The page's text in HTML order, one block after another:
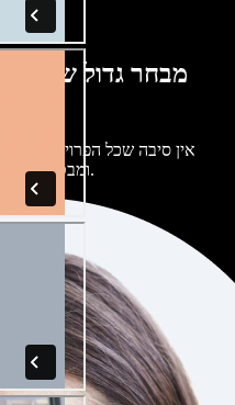
מבחר גדול של
אין סיבה שכל הפרויקטים
ומבטאים של בינה מלאכותית והתאימו אותם אליכם.